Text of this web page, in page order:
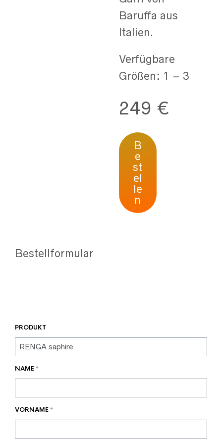
Baruffa aus
Italien.
Verfügbare
Größen: 1 – 3
249 €
B
e
st
el
le
n
Bestellformular
PRODUKT
NAME*
VORNAME*